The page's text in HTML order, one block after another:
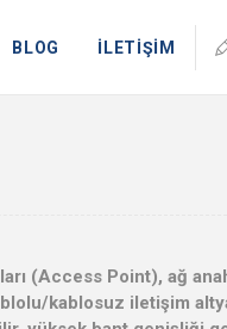
BLOG İLETİŞİM
(Access Point), ağ
kablosuz iletişim